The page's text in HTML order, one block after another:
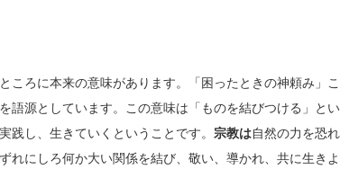
ろに本来の意味があります。「困ったときの神頼み」
語源としています。この意味は「ものを結びつける」と
践し、生きていくということです。 宗教は自然の力を恐
れにしろ何か大い関係を結び、敬い、導かれ、共に生き